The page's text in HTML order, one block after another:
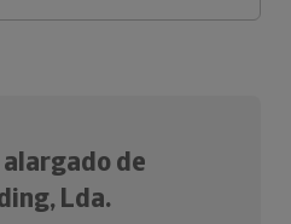
de
Lda.